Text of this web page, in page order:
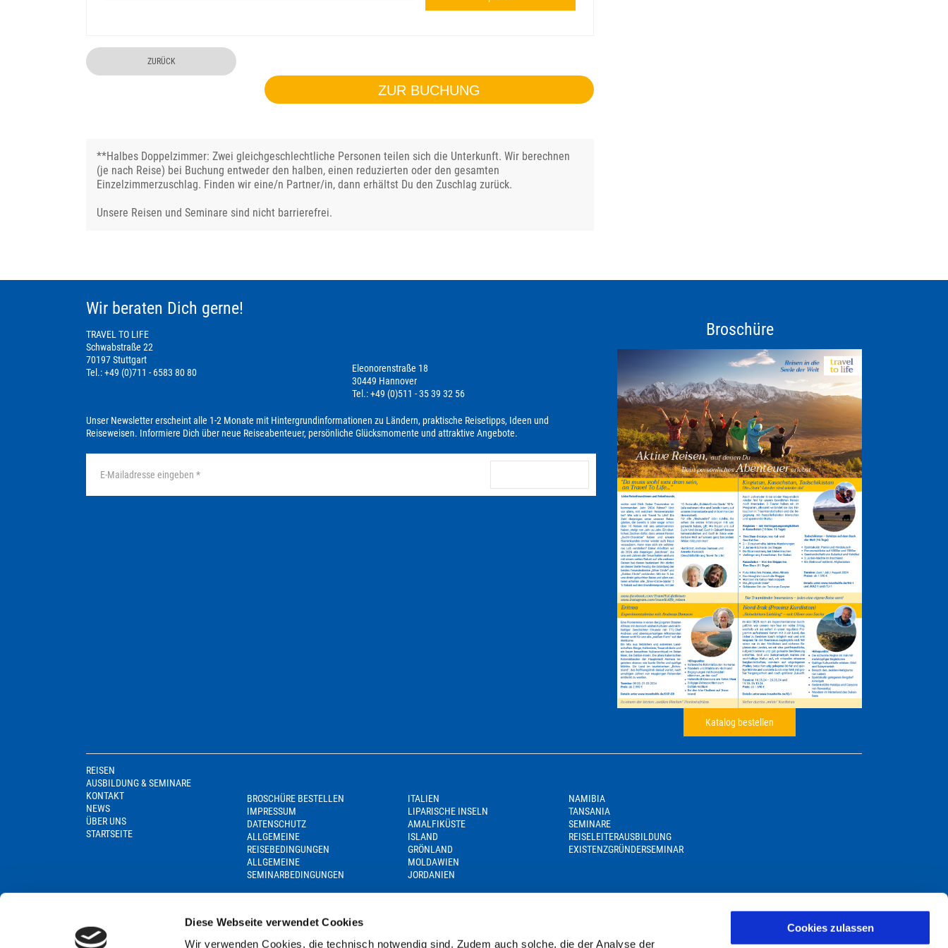
Diese Webseite verwendet Cookies
Wir verwenden Cookies, die technisch notwendig sind. Zudem auch solche, die der Analyse der
Cookies zulassen
ZURÜCK
ZUR BUCHUNG
**Halbes Doppelzimmer: Zwei gleichgeschlechtliche Personen teilen sich die Unterkunft. Wir berechnen
(je nach Reise) bei Buchung entweder den halben, einen reduzierten oder den gesamten
Einzelzimmerzuschlag. Finden wir eine/n Partner/in, dann erhältst Du den Zuschlag zurück.
Unsere Reisen und Seminare sind nicht barrierefrei.
Wir beraten Dich gerne!
TRAVEL TO LIFE
Schwabstraße 22
70197 Stuttgart
Tel.: +49 (0)711 - 6583 80 80
Eleonorenstraße 18
30449 Hannover
Tel.: +49 (0)511 - 35 39 32 56
Unser Newsletter erscheint alle 1-2 Monate mit Hintergrundinformationen zu Ländern, praktische Reisetipps, Ideen und
Reiseweisen. Informiere Dich über neue Reiseabenteuer, persönliche Glücksmomente und attraktive Angebote.
Broschüre
Katalog bestellen
REISEN
AUSBILDUNG & SEMINARE
KONTAKT
NEWS
ÜBER UNS
STARTSEITE
BROSCHÜRE BESTELLEN
IMPRESSUM
DATENSCHUTZ
ALLGEMEINE
REISEBEDINGUNGEN
ALLGEMEINE
SEMINARBEDINGUNGEN
ITALIEN
LIPARISCHE INSELN
AMALFIKÜSTE
ISLAND
GRÖNLAND
MOLDAWIEN
JORDANIEN
NAMIBIA
TANSANIA
SEMINARE
REISELEITERAUSBILDUNG
EXISTENZGRÜNDERSEMINAR